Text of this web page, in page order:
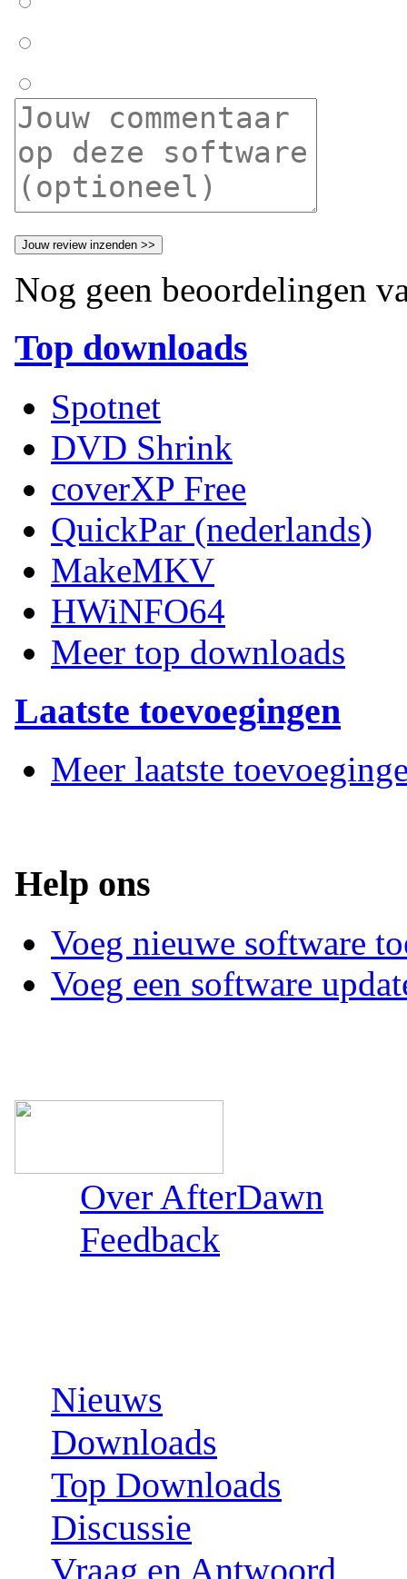
Nog geen beoordelingen
Top downloads
Spotnet
DVD Shrink
coverXP Free
QuickPar (nederlands)
MakeMKV
HWiNFO64
Meer top downloads
Laatste toevoegingen
Meer laatste
Help ons
Voeg nieuwe software
Voeg een software
Over AfterDawn
Feedback
Nieuws
Downloads
Top Downloads
Discussie
Vraag en Antwoord